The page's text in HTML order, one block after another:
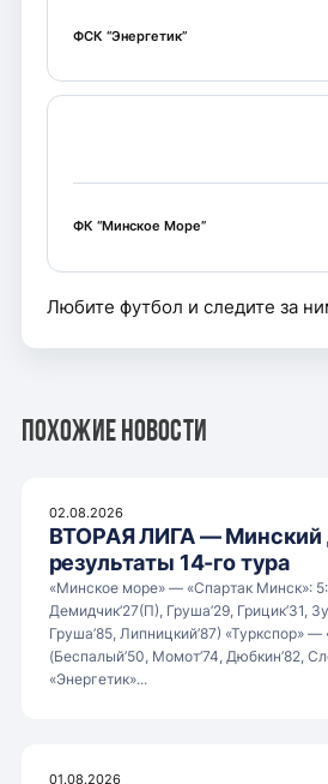
ФСК “Энергетик”
ФК “Минское Море”
Любите футбол и следите за
Похожие новости
02.08.2026
ВТОРАЯ ЛИГА — Минский
результаты 14-го тура
«Минское море» — «Спартак Минск»:
Демидчик’27(П), Груша’29, Грицик’31,
Груша’85, Липницкий’87) «Туркспор»
(Беспалый’50, Момот’74, Дюбкин’82,
«Энергетик»...
01.08.2026